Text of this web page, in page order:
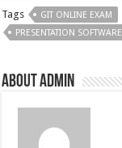
Tags GIT ONLINE EXAM
PRESENTATION SOFTWARE
About admin